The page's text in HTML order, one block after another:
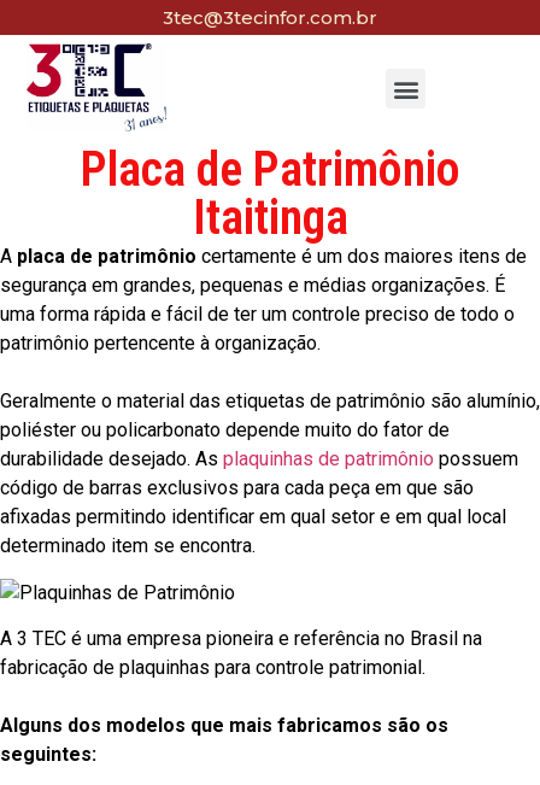
3tec@3tecinfor.com.br
Placa de Patrimônio
Itaitinga
A placa de patrimônio certamente é um dos maiores itens de
segurança em grandes, pequenas e médias organizações. É
uma forma rápida e fácil de ter um controle preciso de todo o
patrimônio pertencente à organização.
Geralmente o material das etiquetas de patrimônio são alumínio,
poliéster ou policarbonato depende muito do fator de
durabilidade desejado. As plaquinhas de patrimônio possuem
código de barras exclusivos para cada peça em que são
afixadas permitindo identificar em qual setor e em qual local
determinado item se encontra.
A 3 TEC é uma empresa pioneira e referência no Brasil na
fabricação de plaquinhas para controle patrimonial.
Alguns dos modelos que mais fabricamos são os
seguintes: